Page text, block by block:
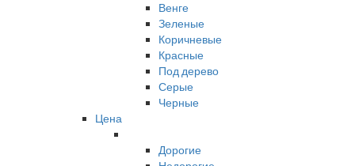
Венге
Зеленые
Коричневые
Красные
Под дерево
Серые
Черные
Цена
Дорогие